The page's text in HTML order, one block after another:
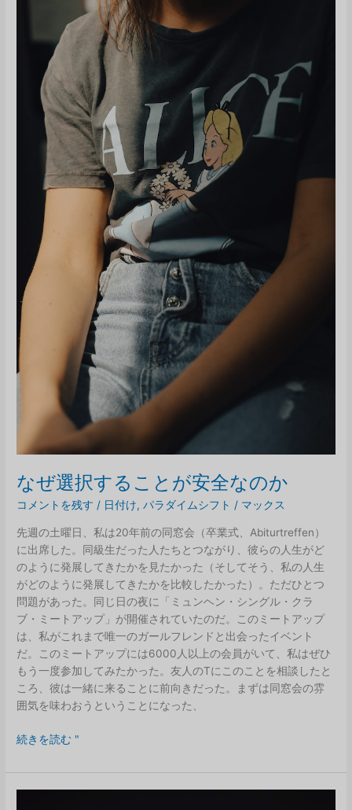
なぜ選択することが安全なのか
コメントを残す / 日付け,パラダイムシフト / マックス
先週の土曜日、私は20年前の同窓会（卒業式、Abiturtreffen）
に出席した。同級生だった人たちとつながり、彼らの人生がど
のように発展してきたかを見たかった（そしてそう、私の人生
がどのように発展してきたかを比較したかった）。ただひとつ
問題があった。同じ日の夜に「ミュンヘン・シングル・クラ
ブ・ミートアップ」が開催されていたのだ。このミートアップ
は、私がこれまで唯一のガールフレンドと出会ったイベント
だ。このミートアップには6000人以上の会員がいて、私はぜひ
もう一度参加してみたかった。友人のTにこのことを相談したと
ころ、彼は一緒に来ることに前向きだった。まずは同窓会の雰
囲気を味わおうということになった、
な
選
択
続きを読む "